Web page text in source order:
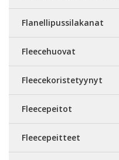
Flanellipussilakanat
Fleecehuovat
Fleecekoristetyynyt
Fleecepeitot
Fleecepeitteet